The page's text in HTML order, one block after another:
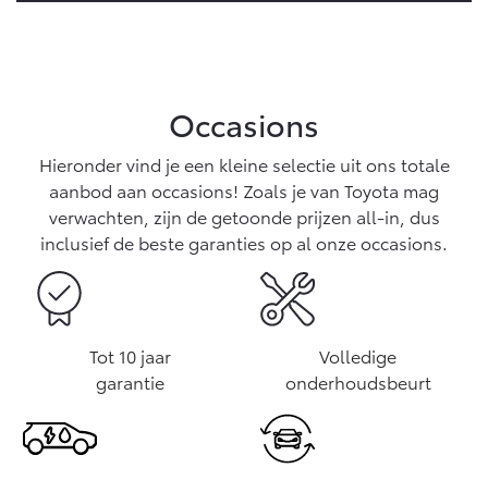
Occasions
Hieronder vind je een kleine selectie uit ons totale
aanbod aan occasions! Zoals je van Toyota mag
verwachten, zijn de getoonde prijzen all-in, dus
inclusief de beste garanties op al onze occasions.
Tot 10 jaar
garantie
Volledige
onderhoudsbeurt